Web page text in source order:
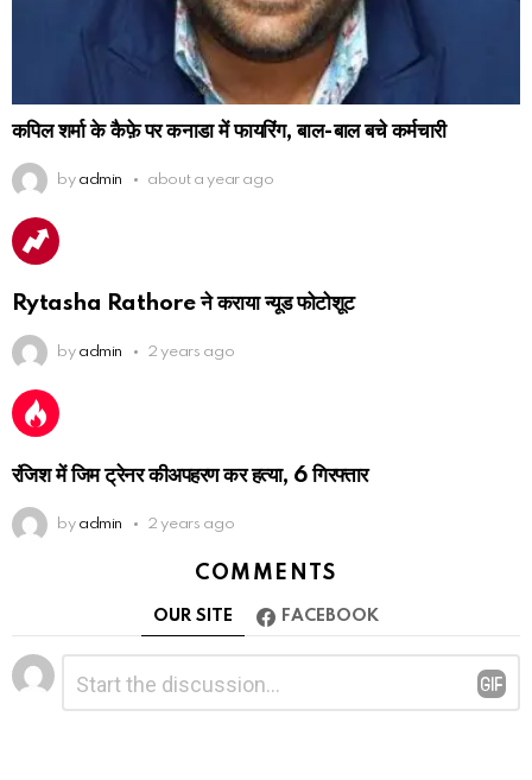
कपिल शर्मा के कैफ़े पर कनाडा में फायरिंग, बाल-बाल बचे कर्मचारी
by admin about a year ago
Rytasha Rathore ने कराया न्यूड फोटोशूट
by admin 2 years ago
रंजिश में जिम ट्रेनर कीअपहरण कर हत्या, 6 गिरफ्तार
by admin 2 years ago
COMMENTS
OUR SITE FACEBOOK
Leave
a
Reply